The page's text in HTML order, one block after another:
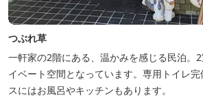
つぶれ草
一軒家の2階にある、温かみを感じる民泊。
イベート空間となっています。専用トイレ
スにはお風呂やキッチンもあります。